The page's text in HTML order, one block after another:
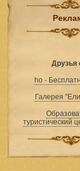
Друзья
ho -
Галерея
туристический